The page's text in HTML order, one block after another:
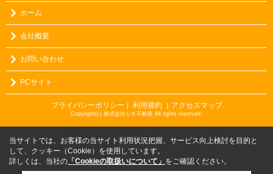
ホーム
会社概要
お問い合わせ
PCサイト
プライバシーポリシー 利用規約 ｜アクセスマップ
Copyright(c) 株式会社ＵＫ不動産 All rights reserved.
当サイトでは、お客様の当サイト利用状況把握、サービス向上検討を目的と
して、クッキー（Cookie）を使用しています。
詳しくは、当社の 「Cookieの取扱いについて」 をご確認ください。